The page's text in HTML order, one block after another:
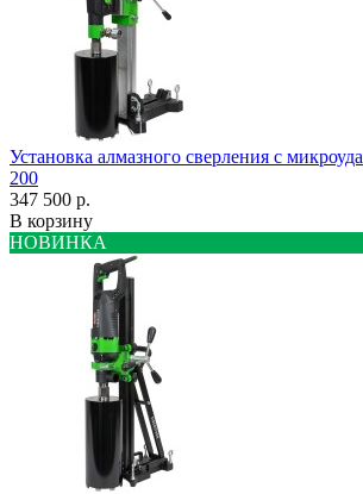
Установка алмазного сверления с
200
347 500 р.
В корзину
НОВИНКА